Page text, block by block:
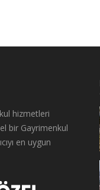
hizmetleri
bir Gayrimenkul
en uygun